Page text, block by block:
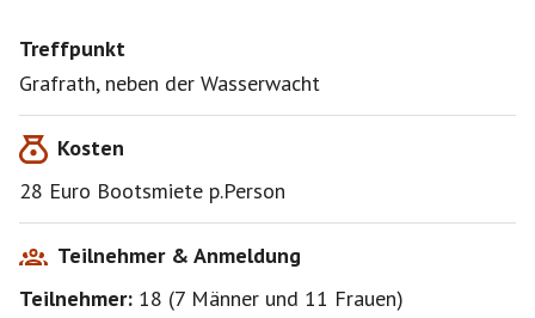
Treffpunkt
Grafrath, neben der Wasserwacht
Kosten
28 Euro Bootsmiete p.Person
Teilnehmer & Anmeldung
Teilnehmer: 18 (7 Männer und 11 Frauen)